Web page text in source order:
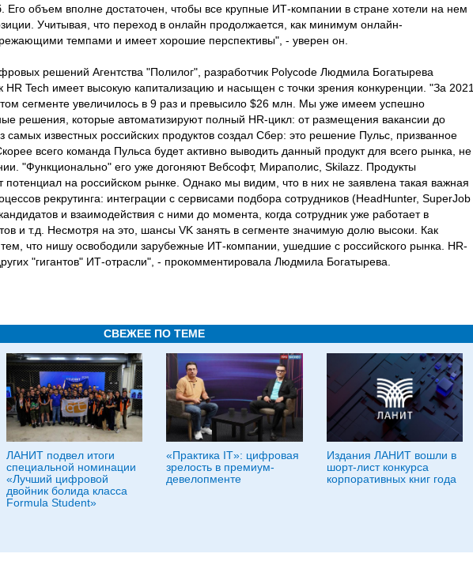
Его объем вполне достаточен, чтобы все крупные ИТ-компании в стране хотели на нем
Учитывая, что переход в онлайн продолжается, как минимум онлайн-
темпами и имеет хорошие перспективы", - уверен он.
решений Агентства "Полилог", разработчик Polycode Людмила Богатырева
HR Tech имеет высокую капитализацию и насыщен с точки зрения конкуренции. "За 2021
сегменте увеличилось в 9 раз и превысило $26 млн. Мы уже имеем успешно
решения, которые автоматизируют полный HR-цикл: от размещения вакансии до
самых известных российских продуктов создал Сбер: это решение Пульс, призванное
всего команда Пульса будет активно выводить данный продукт для всего рынка, не
"Функционально" его уже догоняют Вебсофт, Мираполис, Skilazz. Продукты
на российском рынке. Однако мы видим, что в них не заявлена такая важная
рекрутинга: интеграции с сервисами подбора сотрудников (HeadHunter, SuperJob
и взаимодействия с ними до момента, когда сотрудник уже работает в
и т.д. Несмотря на это, шансы VK занять в сегменте значимую долю высоки. Как
что нишу освободили зарубежные ИТ-компании, ушедшие с российского рынка. HR-
"гигантов" ИТ-отрасли", - прокомментировала Людмила Богатырева.
СВЕЖЕЕ ПО ТЕМЕ
ЛАНИТ подвел итоги
специальной номинации
«Лучший цифровой
двойник болида класса
Formula Student»
«Практика IT»: цифровая
зрелость в премиум-
девелопменте
Издания ЛАНИТ вошли в
шорт-лист конкурса
корпоративных книг года